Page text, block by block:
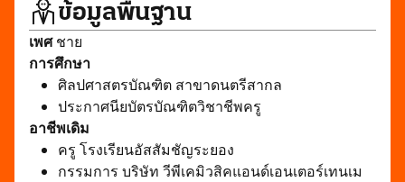
ข้อมูลพื้นฐาน
เพศชาย
การศึกษา
ศิลปศาสตรบัณฑิต สาขาดนตรีสากล
ประกาศนียบัตรบัณฑิตวิชาชีพครู
อาชีพเดิม
ครู โรงเรียนอัสสัมชัญระยอง
กรรมการ บริษัท วีพีเคมิวสิคแอนด์เอนเตอร์เทนเม